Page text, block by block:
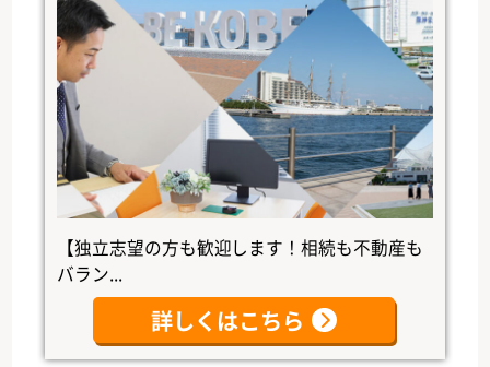
【独立志望の方も歓迎します！相続も不動産も
バラン...
詳しくはこちら